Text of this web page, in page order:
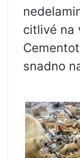
citlivé na
snadno